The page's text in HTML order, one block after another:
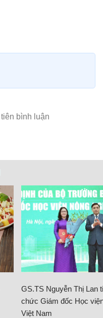
GS.TS Nguyễn Thị Lan
chức Giám đốc Học
Việt Nam